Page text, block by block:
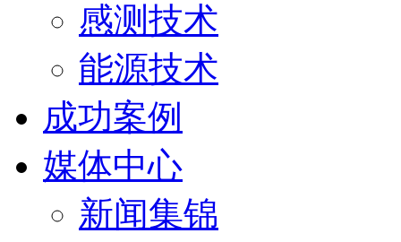
感测技术
能源技术
成功案例
媒体中心
新闻集锦